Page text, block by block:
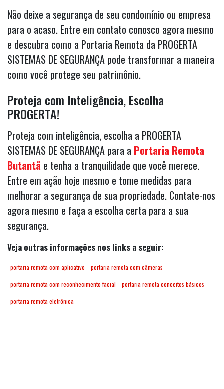
Não deixe a segurança de seu condomínio ou empresa
para o acaso. Entre em contato conosco agora mesmo
e descubra como a Portaria Remota da PROGERTA
SISTEMAS DE SEGURANÇA pode transformar a maneira
como você protege seu patrimônio.
Proteja com Inteligência, Escolha
PROGERTA!
Proteja com inteligência, escolha a PROGERTA
SISTEMAS DE SEGURANÇA para a Portaria Remota
Butantã e tenha a tranquilidade que você merece.
Entre em ação hoje mesmo e tome medidas para
melhorar a segurança de sua propriedade. Contate-nos
agora mesmo e faça a escolha certa para a sua
segurança.
Veja outras informações nos links a seguir:
portaria remota com aplicativo
portaria remota com câmeras
portaria remota com reconhecimento facial
portaria remota conceitos básicos
portaria remota eletrônica